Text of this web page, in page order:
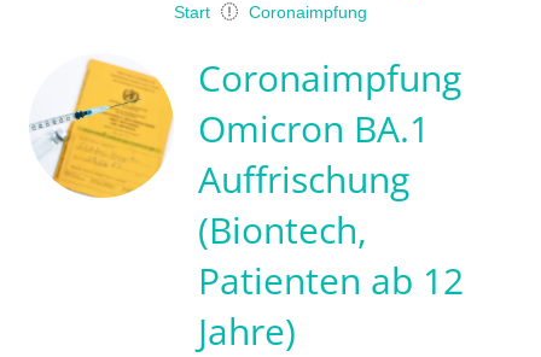
Start Coronaimpfung
Coronaimpfung
Omicron BA.1
Auffrischung
(Biontech,
Patienten ab 12
Jahre)